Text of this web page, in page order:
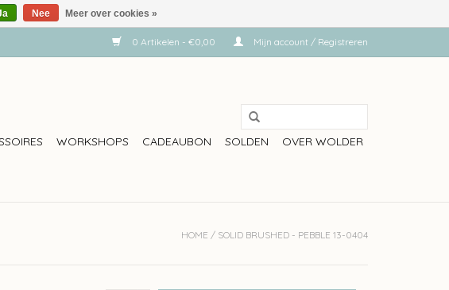
0 Artikelen - €0,00 Mijn account / Registreren
WORKSHOPS CADEAUBON SOLDEN OVER WOLDER
HOME / SOLID BRUSHED - PEBBLE 13-0404
Nee Meer over cookies »